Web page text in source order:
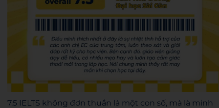
7.5 IELTS không đơn thuần là một con số, mà là minh